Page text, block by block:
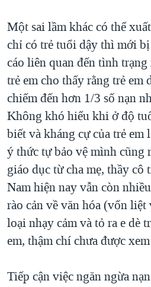
Một sai lầm khác có thể
chỉ có trẻ tuổi dậy thì mới bị
cáo liên quan đến tình
trẻ em cho thấy rằng trẻ
chiếm đến hơn 1/3 số nạn
Không khó hiểu khi ở độ
biết và kháng cự của trẻ
ý thức tự bảo vệ mình cũng
giáo dục từ cha mẹ, thầy
Nam hiện nay vẫn còn
rào cản về văn hóa (vốn
loại nhạy cảm và tỏ ra e dè
em, thậm chí chưa được
Tiếp cận việc ngăn ngừa